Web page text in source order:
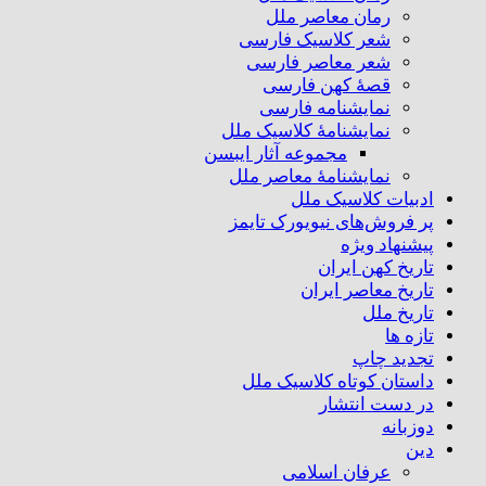
رمان معاصر ملل
شعر کلاسیک فارسی
شعر معاصر فارسی
قصهٔ کهن فارسی
نمایشنامه فارسی
نمایشنامهٔ کلاسیک ملل
مجموعه آثار ایبسن
نمایشنامهٔ معاصر ملل
ادبیات کلاسیک ملل
پر فروش‌های نیویورک تایمز
پیشنهاد ویژه
تاریخ کهن ایران
تاریخ معاصر ایران
تاریخ ملل
تازه ها
تجدید چاپ
داستان کوتاه کلاسیک ملل
در دست انتشار
دوزبانه
دین
عرفان اسلامی